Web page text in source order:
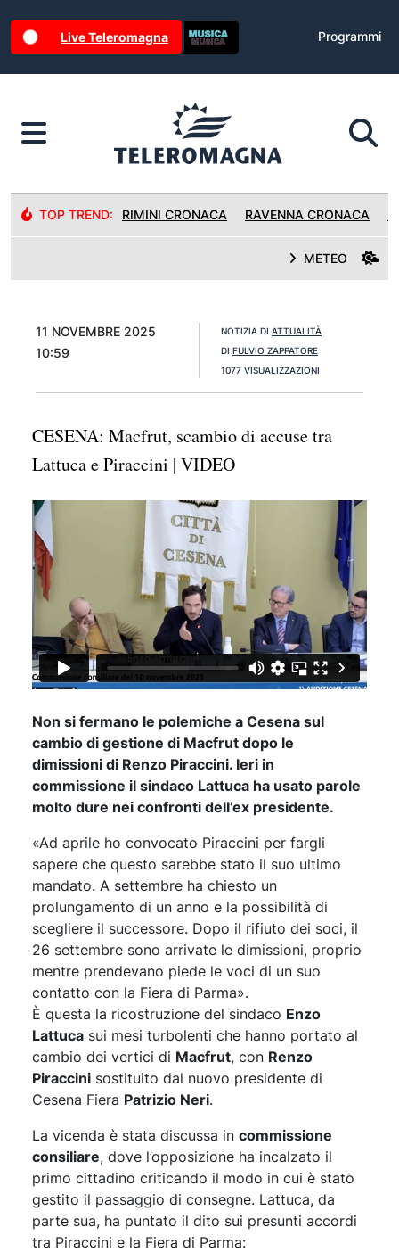
Live Teleromagna Programmi
TOP TREND: RIMINI CRONACA RAVENNA CRONACA
METEO
11 NOVEMBRE 2025
10:59
NOTIZIA DI ATTUALITÀ
DI FULVIO ZAPPATORE
1077 VISUALIZZAZIONI
CESENA: Macfrut, scambio di accuse tra
Lattuca e Piraccini | VIDEO
Non si fermano le polemiche a Cesena sul
cambio di gestione di Macfrut dopo le
dimissioni di Renzo Piraccini. Ieri in
commissione il sindaco Lattuca ha usato parole
molto dure nei confronti dell’ex presidente.
«Ad aprile ho convocato Piraccini per fargli
sapere che questo sarebbe stato il suo ultimo
mandato. A settembre ha chiesto un
prolungamento di un anno e la possibilità di
scegliere il successore. Dopo il rifiuto dei soci, il
26 settembre sono arrivate le dimissioni, proprio
mentre prendevano piede le voci di un suo
contatto con la Fiera di Parma».
È questa la ricostruzione del sindaco Enzo
Lattuca sui mesi turbolenti che hanno portato al
cambio dei vertici di Macfrut, con Renzo
Piraccini sostituito dal nuovo presidente di
Cesena Fiera Patrizio Neri.
La vicenda è stata discussa in commissione
consiliare, dove l’opposizione ha incalzato il
primo cittadino criticando il modo in cui è stato
gestito il passaggio di consegne. Lattuca, da
parte sua, ha puntato il dito sui presunti accordi
tra Piraccini e la Fiera di Parma: